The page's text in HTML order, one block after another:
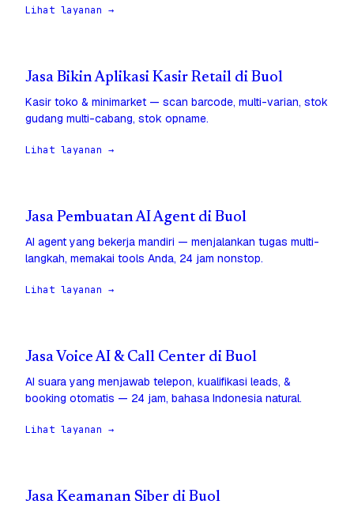
Lihat layanan →
Jasa Bikin Aplikasi Kasir Retail di Buol
Kasir toko & minimarket — scan barcode, multi-varian, stok
gudang multi-cabang, stok opname.
Lihat layanan →
Jasa Pembuatan AI Agent di Buol
AI agent yang bekerja mandiri — menjalankan tugas multi-
langkah, memakai tools Anda, 24 jam nonstop.
Lihat layanan →
Jasa Voice AI & Call Center di Buol
AI suara yang menjawab telepon, kualifikasi leads, &
booking otomatis — 24 jam, bahasa Indonesia natural.
Lihat layanan →
Jasa Keamanan Siber di Buol